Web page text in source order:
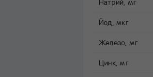
Йод, мкг
Железо, мг
Цинк, мг